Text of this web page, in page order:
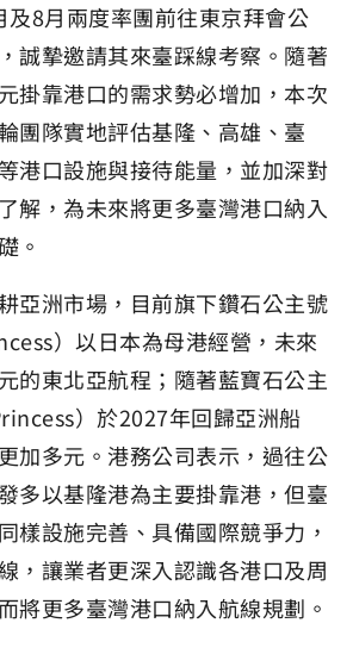
及8月兩度率團前往東京拜會公
誠摯邀請其來臺踩線考察。隨著
掛靠港口的需求勢必增加，本次
團隊實地評估基隆、高雄、臺
港口設施與接待能量，並加深對
解，為未來將更多臺灣港口納入
。
亞洲市場，目前旗下鑽石公主號
）以日本為母港經營，未來
的東北亞航程；隨著藍寶石公主
）於2027年回歸亞洲船
加多元。港務公司表示，過往公
多以基隆港為主要掛靠港，但臺
樣設施完善、具備國際競爭力，
，讓業者更深入認識各港口及周
將更多臺灣港口納入航線規劃。